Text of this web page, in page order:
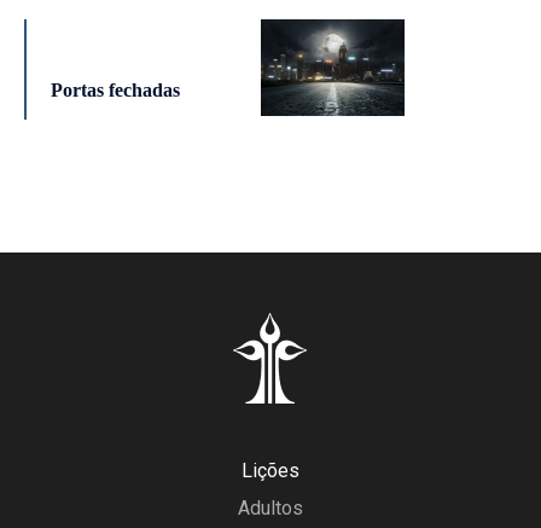
Portas fechadas
Lições
Adultos